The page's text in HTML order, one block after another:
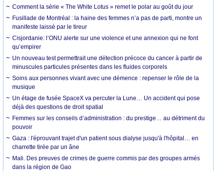
Comment la série « The White Lotus » remet le polar au goût du jour
Fusillade de Montréal : la haine des femmes n’a pas de parti, montre un
manifeste laissé par le tireur
Cisjordanie: l’ONU alerte sur une violence et une annexion qui ne font
qu’empirer
Un nouveau test permettrait une détection précoce du cancer à partir de
minuscules particules présentes dans les fluides corporels
Soins aux personnes vivant avec une démence : repenser le rôle de la
musique
Un étage de fusée SpaceX va percuter la Lune… Un accident qui pose
déjà des questions de droit spatial
Femmes sur les conseils d’administration : du prestige… au détriment du
pouvoir
Gaza : l'éprouvant trajet d'un patient sous dialyse jusqu'à l'hôpital… en
charrette tirée par un âne
Mali. Des preuves de crimes de guerre commis par des groupes armés
dans la région de Gao